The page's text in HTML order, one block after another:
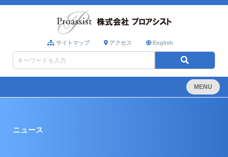
サイトマップ アクセス English
MENU
ニュース